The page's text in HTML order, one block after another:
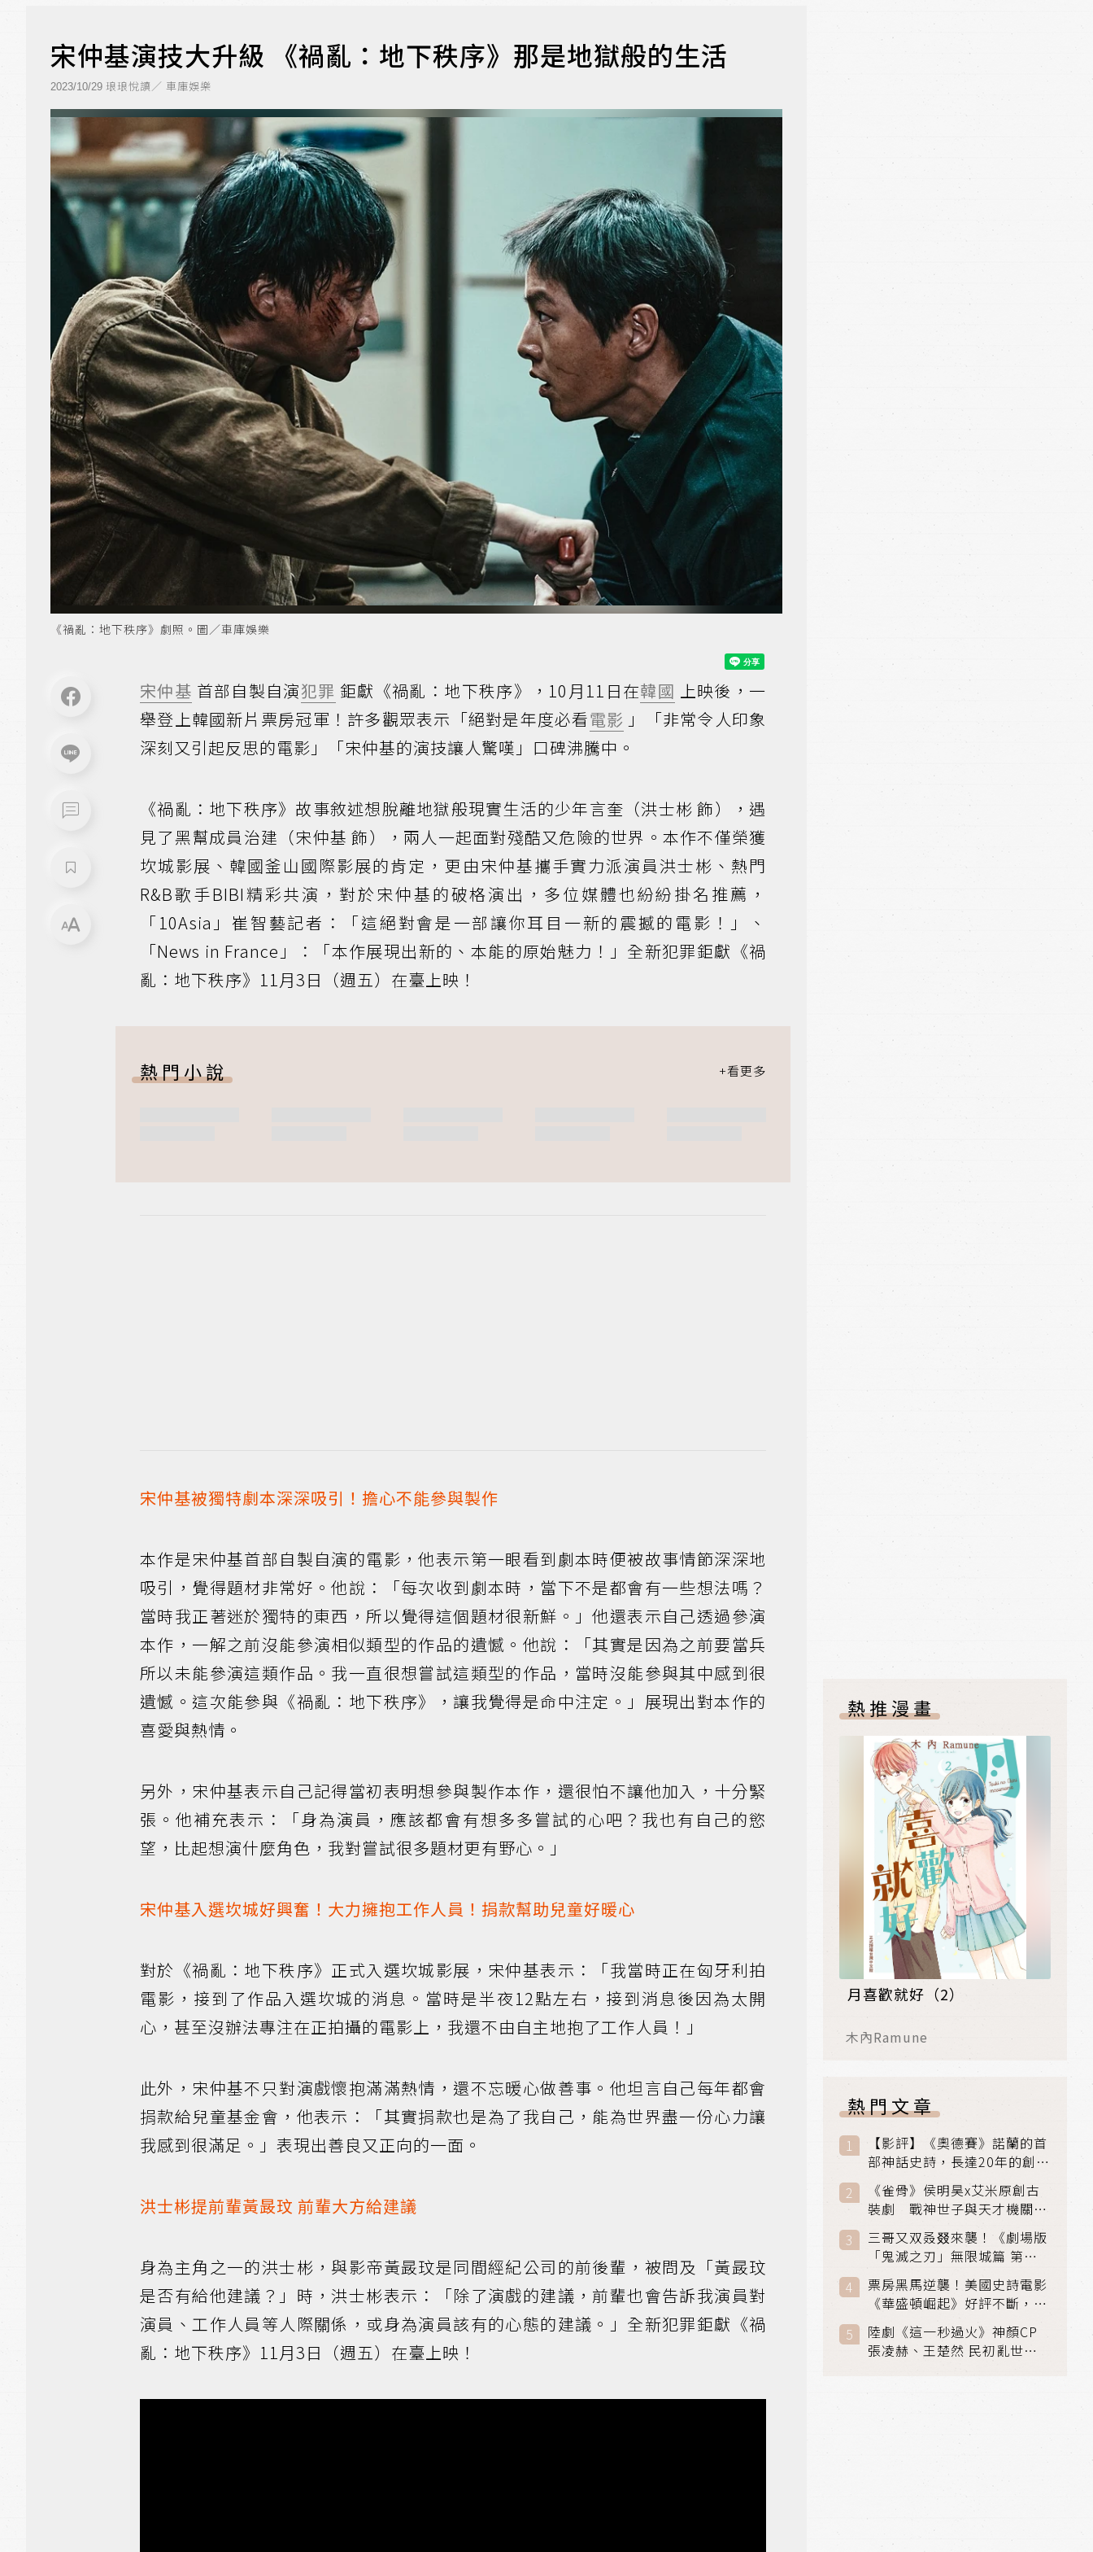
宋仲基演技大升級 《禍亂：地下秩序》那是地獄般的生活
2023/10/29 琅琅悅讀／ 車庫娛樂
《禍亂：地下秩序》劇照。圖／車庫娛樂
宋仲基 首部自製自演犯罪 鉅獻《禍亂：地下秩序》，10月11日在韓國 上映後，一
舉登上韓國新片票房冠軍！許多觀眾表示「絕對是年度必看電影 」「非常令人印象
深刻又引起反思的電影」「宋仲基的演技讓人驚嘆」口碑沸騰中。
《禍亂：地下秩序》故事敘述想脫離地獄般現實生活的少年言奎（洪士彬 飾），遇
見了黑幫成員治建（宋仲基 飾），兩人一起面對殘酷又危險的世界。本作不僅榮獲
坎城影展、韓國釜山國際影展的肯定，更由宋仲基攜手實力派演員洪士彬、熱門
R&B歌手BIBI精彩共演，對於宋仲基的破格演出，多位媒體也紛紛掛名推薦，
「10Asia」崔智藝記者：「這絕對會是一部讓你耳目一新的震撼的電影！」、
「News in France」：「本作展現出新的、本能的原始魅力！」全新犯罪鉅獻《禍
亂：地下秩序》11月3日（週五）在臺上映！
熱門小說
宋仲基被獨特劇本深深吸引！擔心不能參與製作
本作是宋仲基首部自製自演的電影，他表示第一眼看到劇本時便被故事情節深深地
吸引，覺得題材非常好。他說：「每次收到劇本時，當下不是都會有一些想法嗎？
當時我正著迷於獨特的東西，所以覺得這個題材很新鮮。」他還表示自己透過參演
本作，一解之前沒能參演相似類型的作品的遺憾。他說：「其實是因為之前要當兵
所以未能參演這類作品。我一直很想嘗試這類型的作品，當時沒能參與其中感到很
遺憾。這次能參與《禍亂：地下秩序》，讓我覺得是命中注定。」展現出對本作的
喜愛與熱情。
另外，宋仲基表示自己記得當初表明想參與製作本作，還很怕不讓他加入，十分緊
張。他補充表示：「身為演員，應該都會有想多多嘗試的心吧？我也有自己的慾
望，比起想演什麼角色，我對嘗試很多題材更有野心。」
宋仲基入選坎城好興奮！大力擁抱工作人員！捐款幫助兒童好暖心
對於《禍亂：地下秩序》正式入選坎城影展，宋仲基表示：「我當時正在匈牙利拍
電影，接到了作品入選坎城的消息。當時是半夜12點左右，接到消息後因為太開
心，甚至沒辦法專注在正拍攝的電影上，我還不由自主地抱了工作人員！」
此外，宋仲基不只對演戲懷抱滿滿熱情，還不忘暖心做善事。他坦言自己每年都會
捐款給兒童基金會，他表示：「其實捐款也是為了我自己，能為世界盡一份心力讓
我感到很滿足。」表現出善良又正向的一面。
洪士彬提前輩黃晸玟 前輩大方給建議
身為主角之一的洪士彬，與影帝黃晸玟是同間經紀公司的前後輩，被問及「黃晸玟
是否有給他建議？」時，洪士彬表示：「除了演戲的建議，前輩也會告訴我演員對
演員、工作人員等人際關係，或身為演員該有的心態的建議。」全新犯罪鉅獻《禍
亂：地下秩序》11月3日（週五）在臺上映！
熱推漫畫
月喜歡就好（2）
木內Ramune
熱門文章
【影評】《奧德賽》諾蘭的首
部神話史詩，長達20年的創傷
與贖罪之旅
《雀骨》侯明昊x艾米原創古
裝劇 戰神世子與天才機關師
聯手攻克身世之謎
三哥又双叒叕來襲！《劇場版
「鬼滅之刃」無限城篇 第一
章》 七月首登串流平台
票房黑馬逆襲！美國史詩電影
《華盛頓崛起》好評不斷，輾
壓《玩具總動員5》、《超少
女》
陸劇《這一秒過火》神顏CP
張凌赫、王楚然 民初亂世、